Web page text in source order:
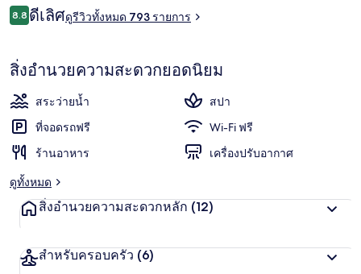
รีวิว
8.88.8 จาก 10
ดีเลิศดูรีวิวทั้งหมด 793 รายการ
สิ่งอำนวยความสะดวกยอดนิยม
สระว่ายน้ำ
สปา
ที่จอดรถฟรี
Wi-Fi ฟรี
ร้านอาหาร
เครื่องปรับอากาศ
ดูทั้งหมด
สิ่งอำนวยความสะดวกหลัก (12)
สำหรับครอบครัว (6)